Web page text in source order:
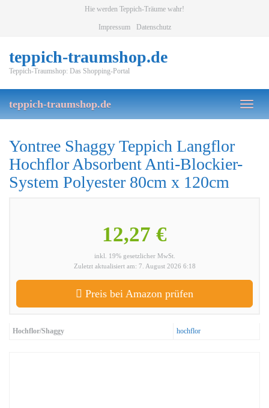
Hie werden Teppich-Träume wahr!
Impressum Datenschutz
teppich-traumshop.de
Teppich-Traumshop: Das Shopping-Portal
Toggle
teppich-traumshop.de
Yontree Shaggy Teppich Langflor
Hochflor Absorbent Anti-Blockier-
System Polyester 80cm x 120cm
12,27 €
inkl. 19% gesetzlicher MwSt.
Zuletzt aktualisiert am: 7. August 2026 6:18
Preis bei Amazon prüfen
Hochflor/Shaggy hochflor